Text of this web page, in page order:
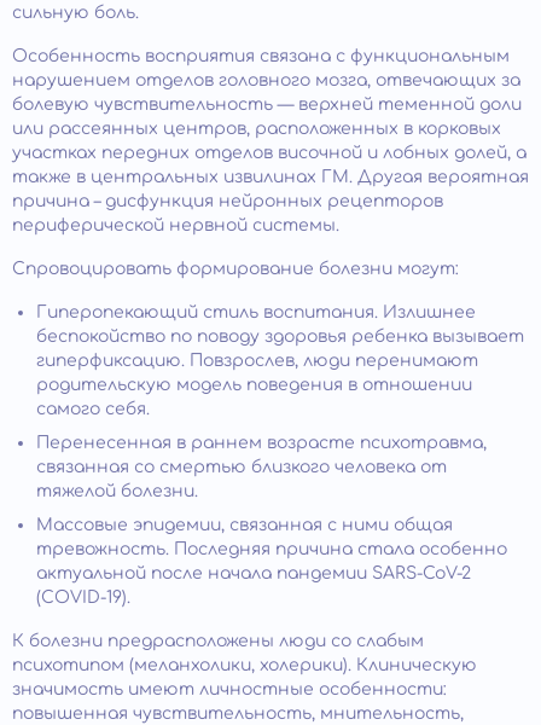
сильную боль.
Особенность восприятия связана с функциональным
нарушением отделов головного мозга, отвечающих за
болевую чувствительность — верхней теменной доли
или рассеянных центров, расположенных в корковых
участках передних отделов височной и лобных долей, а
также в центральных извилинах ГМ. Другая вероятная
причина – дисфункция нейронных рецепторов
периферической нервной системы.
Спровоцировать формирование болезни могут:
Гиперопекающий стиль воспитания. Излишнее
беспокойство по поводу здоровья ребенка вызывает
гиперфиксацию. Повзрослев, люди перенимают
родительскую модель поведения в отношении
самого себя.
Перенесенная в раннем возрасте психотравма,
связанная со смертью близкого человека от
тяжелой болезни.
Массовые эпидемии, связанная с ними общая
тревожность. Последняя причина стала особенно
актуальной после начала пандемии SARS-CoV-2
(COVID-19).
К болезни предрасположены люди со слабым
психотипом (меланхолики, холерики). Клиническую
значимость имеют личностные особенности:
повышенная чувствительность, мнительность,